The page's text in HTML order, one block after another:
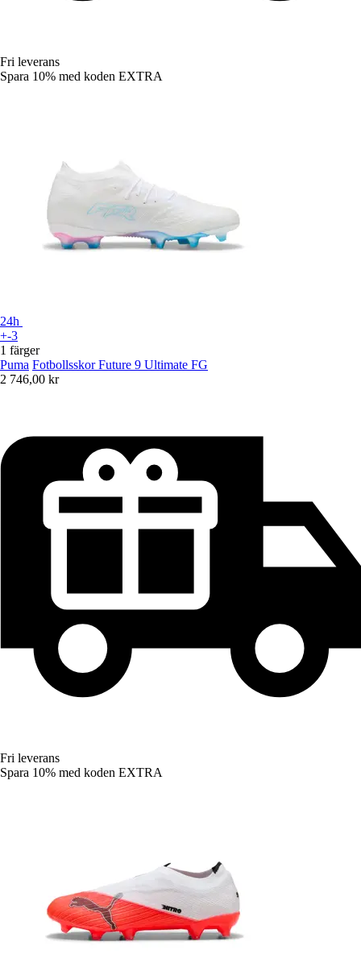
Fri leverans
Spara 10% med koden EXTRA
24h
+-3
1 färger
Puma Fotbollsskor Future 9 Ultimate FG
2 746,00 kr
Fri leverans
Spara 10% med koden EXTRA